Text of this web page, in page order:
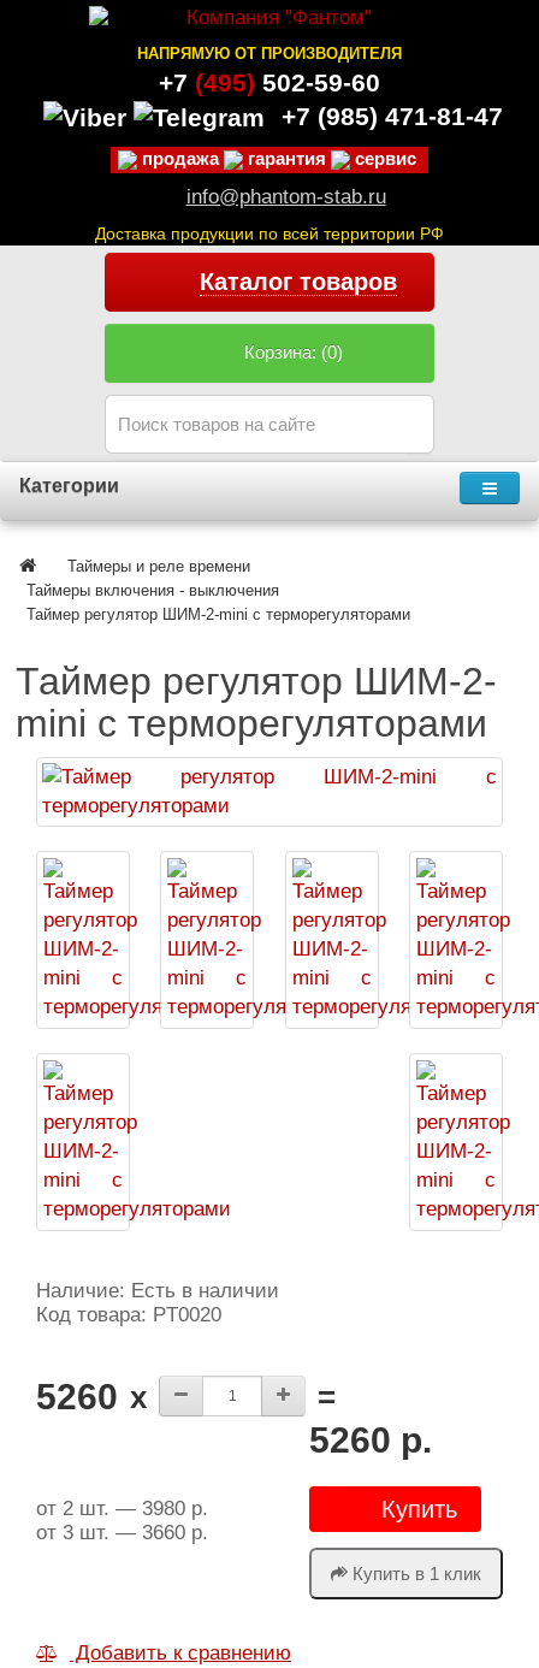
НАПРЯМУЮ ОТ ПРОИЗВОДИТЕЛЯ
+7 (495) 502-59-60
+7 (985) 471-81-47
продажа гарантия сервис
info@phantom-stab.ru
Доставка продукции по всей территории РФ
Каталог товаров
Корзина: (0)
Категории
Таймеры и реле времени
Таймеры включения - выключения
Таймер регулятор ШИМ-2-mini с терморегуляторами
Таймер регулятор ШИМ-2-
mini с терморегуляторами
Наличие: Есть в наличии
Код товара: PT0020
5260 x =
5260 р.
Купить
Купить в 1 клик
от 2 шт. — 3980 р.
от 3 шт. — 3660 р.
Добавить к сравнению